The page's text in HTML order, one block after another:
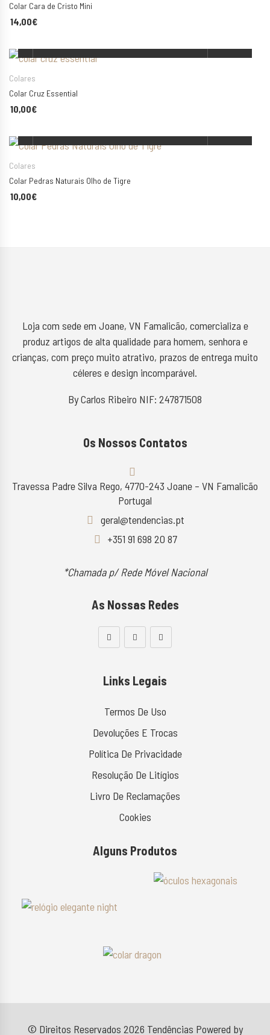
Colar Cara de Cristo Mini
14,00€
Colares
Colar Cruz Essential
10,00€
Colares
Colar Pedras Naturais Olho de Tigre
10,00€
Loja com sede em Joane, VN Famalicão, comercializa e
produz artigos de alta qualidade para homem, senhora e
crianças, com preço muito atrativo, prazos de entrega muito
céleres e design incomparável.
By Carlos Ribeiro NIF: 247871508
Os Nossos Contatos
Travessa Padre Silva Rego, 4770-243 Joane – VN Famalicão
Portugal
geral@tendencias.pt
+351 91 698 20 87
*Chamada p/ Rede Móvel Nacional
As Nossas Redes
Links Legais
Termos De Uso
Devoluções E Trocas
Política De Privacidade
Resolução De Litígios
Livro De Reclamações
Cookies
Alguns Produtos
© Direitos Reservados 2026 Tendências Powered by